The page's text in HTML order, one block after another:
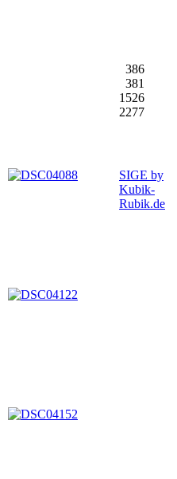
386
381
1526
2277
SIGE by
Kubik-
Rubik.de